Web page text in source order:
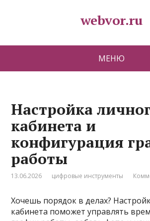
webvor.ru
МЕНЮ
Настройка
кабинета и
конфигурация
работы
13.06.2026 цифровые инструменты
Хочешь порядок в делах?
кабинета поможет управлять